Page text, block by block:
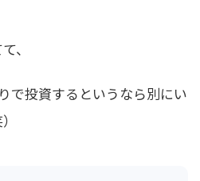
、
で投資するというなら別にい